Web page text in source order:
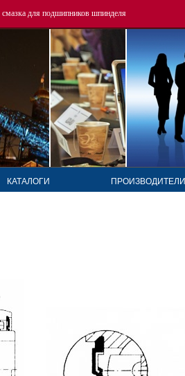
смазка для подшипников шпинделя
КАТАЛОГИ ПРОИЗВОДИТЕЛИ